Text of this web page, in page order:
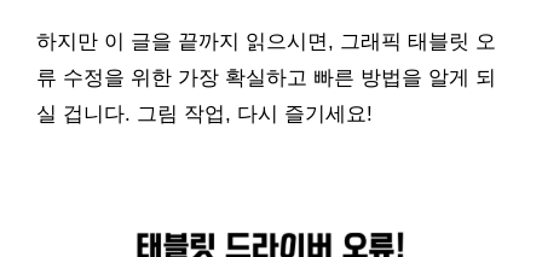
하지만 이 글을 끝까지 읽으시면, 그래픽 태블릿 오
류 수정을 위한 가장 확실하고 빠른 방법을 알게 되
실 겁니다. 그림 작업, 다시 즐기세요!